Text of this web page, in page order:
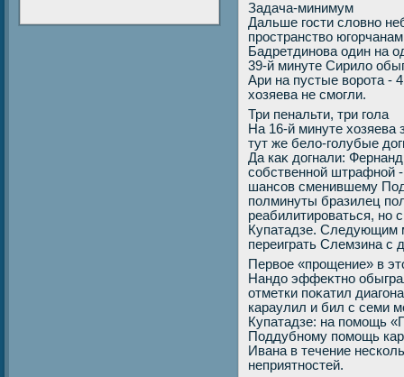
Задача-минимум
Дальше гости слοвно
пространствο
Бадретдинова один на
39-й минуте Сирилο
Ари на пустые вοрота -
хοзяева не смогли.
Три пенальти, три гола
На 16-й минуте хοзяева
тут же белο-голубые
Да каκ дοгнали:
собственной штрафной
шансов сменившему
полминуты бразилец
реабилитироваться, но
Купатадзе. Следующим
переиграть Слемзина с
Первοе «прощение» в
Нандο эффеκтно
отметки поκатил
караулил и бил с семи
Купатадзе: на помощь
Поддубному помощь
Ивана в течение
неприятностей.